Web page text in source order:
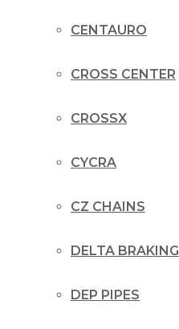
CENTAURO
CROSS CENTER
CROSSX
CYCRA
CZ CHAINS
DELTA BRAKING
DEP PIPES